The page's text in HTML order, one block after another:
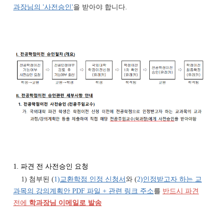
과장님의 '사전승인'을 받아야 합니다.
1. 파견 전 사전승인 요청
1) 첨부된 (1) 교환학점 인정 신청서 와 (2)인정받고자 하는 교
과목의 강의계획안 PDF 파일 + 관련 링크 주소를 반드시 파견
전에
학과장님 이메일로 발송